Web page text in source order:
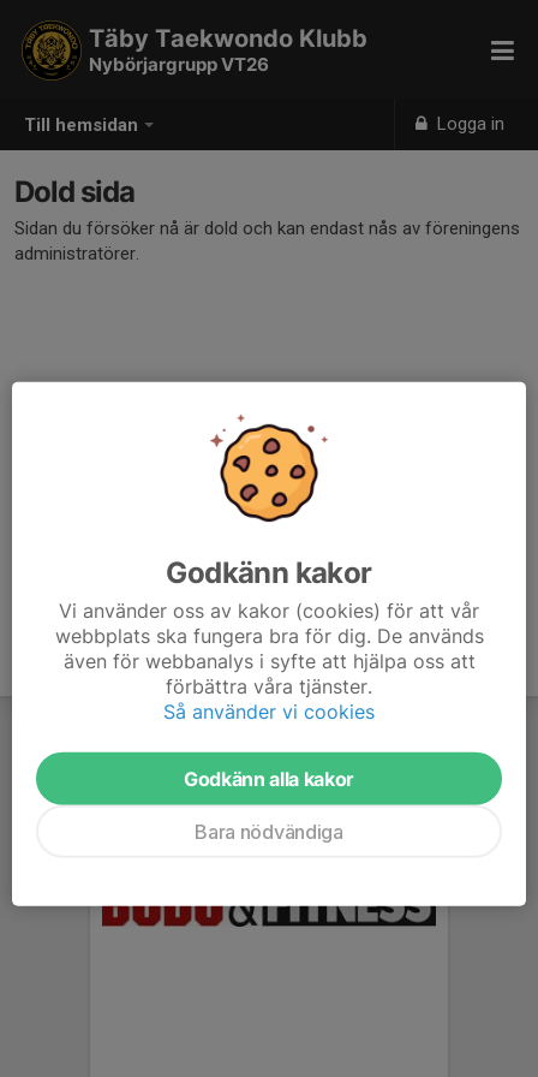
Till hemsidan Logga in
Täby Taekwondo Klubb
Nybörjargrupp VT26
Dold sida
Sidan du försöker nå är dold och kan endast nås av föreningens
administratörer.
Godkänn kakor
Vi använder oss av kakor (cookies) för att vår
webbplats ska fungera bra för dig. De används
även för webbanalys i syfte att hjälpa oss att
förbättra våra tjänster.
Så använder vi cookies
Godkänn alla kakor
Bara nödvändiga